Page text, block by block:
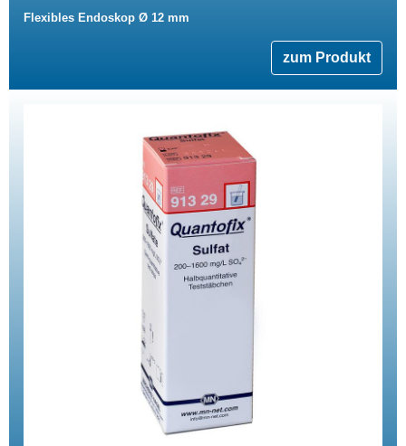
Flexibles Endoskop Ø 12 mm
zum Produkt